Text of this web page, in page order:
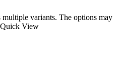
multiple variants. The options may
Quick View